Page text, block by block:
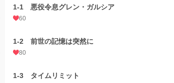
1-1 悪役令息グレン・ガルシア
60
1-2 前世の記憶は突然に
80
1-3 タイムリミット